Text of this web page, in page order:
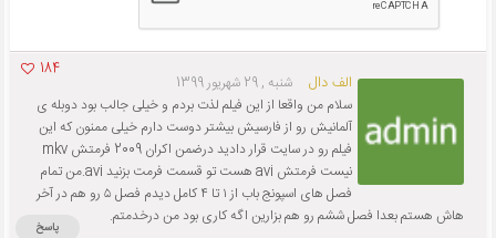
الف دال شنبه , 29 شهریور 1399
پاسخ
سلام من واقعا از این فیلم لذت بردم و خیلی جالب بود دوبله ی
آلمانیش رو از فارسیش بیشتر دوست دارم خیلی ممنون که این
فیلم رو در سایت قرار دادید درضمن اکران 2009 فرمتش mkv
نیست فرمتش avi هست تو قسمت فرمت بزنید avi.من تمام
فصل های اسپونج باب از ۱ تا ۴ کامل دیدم فصل ۵ رو هم در آخر
هاش هستم بعدا فصل ششم رو هم بزارین اگه کاری بود من درخدمتم.
184